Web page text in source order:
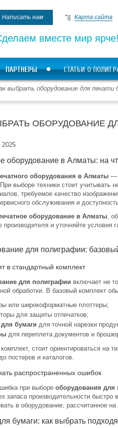
вместе мир ярче!
Написать нам Карта сайта
ПАРТНЕРЫ СТАТЬИ О
выбрать оборудование для печати
ОБОРУДОВАНИЕ
2025
оборудование в Алматы: на
оборудования в Алматы —
выборе техники стоит учитывать
требуемое качество
обслуживания и
оборудование в Алматы,
производителя и уточняйте условия
для полиграфии:
в стандартный комплект
для полиграфии включает не
обработки. В базовый комплект
или широкоформатные плоттеры;
для защиты отпечатков;
для бумаги для точной нарезки
для переплета документов и
стоит ориентироваться на
постеров и каталогов.
распространенных ошибок
при выборе оборудования для
запаса производительности
в оборудование, рассчитанное
бумаги: как выбрать